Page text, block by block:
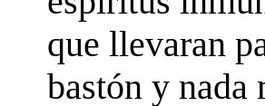
que llevaran
bastón y nada